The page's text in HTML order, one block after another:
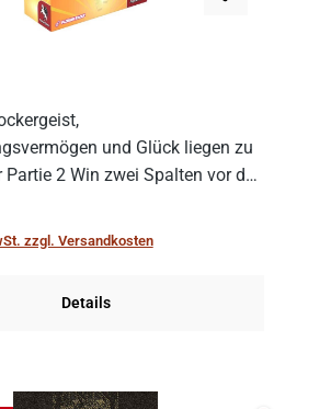
und Glück liegen zu
Partie 2 Win zwei Spalten vor den
die es in die Höhe zu treiben
geht natürlich nur, solange man
zzgl. Versandkosten
Details